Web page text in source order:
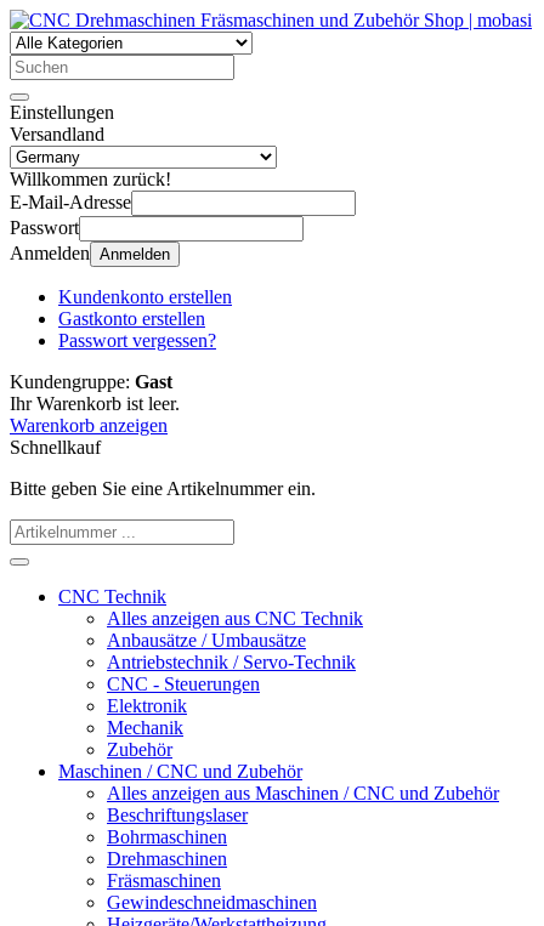
Einstellungen
Versandland
Willkommen zurück!
E-Mail-Adresse
Passwort
Anmelden Anmelden
Kundenkonto erstellen
Gastkonto erstellen
Passwort vergessen?
Kundengruppe: Gast
Ihr Warenkorb ist leer.
Warenkorb anzeigen
Schnellkauf
Bitte geben Sie eine Artikelnummer ein.
CNC Technik
Alles anzeigen aus CNC Technik
Anbausätze / Umbausätze
Antriebstechnik / Servo-Technik
CNC - Steuerungen
Elektronik
Mechanik
Zubehör
Maschinen / CNC und Zubehör
Alles anzeigen aus Maschinen / CNC und Zubehör
Beschriftungslaser
Bohrmaschinen
Drehmaschinen
Fräsmaschinen
Gewindeschneidmaschinen